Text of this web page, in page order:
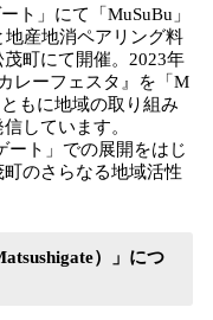
ト」にて「MuSuBu」
産地消ペアリング料
町にて開催。2023年
レーフェスタ』を「M
もに地域の取り組み
しています。
ート」での展開をはじ
のさらなる地域活性
）」につ